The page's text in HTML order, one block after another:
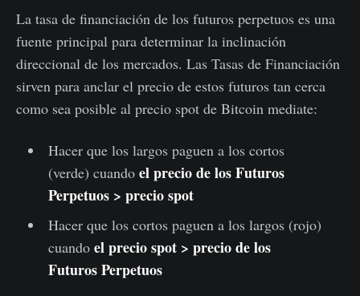
La tasa de financiación de los futuros perpetuos es una
fuente principal para determinar la inclinación
direccional de los mercados. Las Tasas de Financiación
sirven para anclar el precio de estos futuros tan cerca
como sea posible al precio spot de Bitcoin mediate:
Hacer que los largos paguen a los cortos
(verde) cuando el precio de los Futuros
Perpetuos > precio spot
Hacer que los cortos paguen a los largos (rojo)
cuando el precio spot > precio de los
Futuros Perpetuos